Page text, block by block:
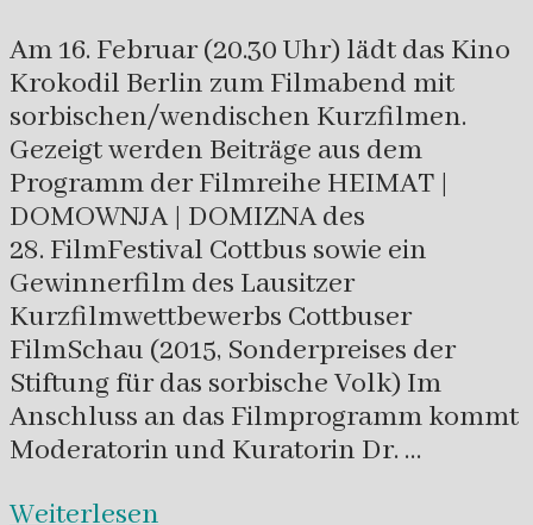
Am 16. Februar (20.30 Uhr) lädt das Kino
Krokodil Berlin zum Filmabend mit
sorbischen/wendischen Kurzfilmen.
Gezeigt werden Beiträge aus dem
Programm der Filmreihe HEIMAT |
DOMOWNJA | DOMIZNA des
28. FilmFestival Cottbus sowie ein
Gewinnerfilm des Lausitzer
Kurzfilmwettbewerbs Cottbuser
FilmSchau (2015, Sonderpreises der
Stiftung für das sorbische Volk) Im
Anschluss an das Filmprogramm kommt
Moderatorin und Kuratorin Dr. …
Weiterlesen